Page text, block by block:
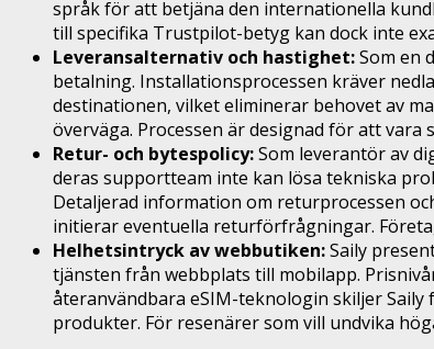
språk för att betjäna den internationella
till specifika Trustpilot-betyg kan dock inte
Leveransalternativ och hastighet:Som en
betalning. Installationsprocessen kräver
destinationen, vilket eliminerar behovet av
överväga. Processen är designad för att
Retur- och bytespolicy:Som leverantör av
deras supportteam inte kan lösa tekniska
Detaljerad information om returprocessen
initierar eventuella returförfrågningar.
Helhetsintryck av webbutiken:Saily
tjänsten från webbplats till mobilapp.
återanvändbara eSIM-teknologin skiljer
produkter. För resenärer som vill undvika